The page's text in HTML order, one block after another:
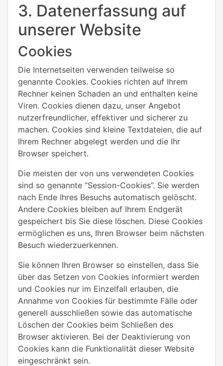
3. Datenerfassung auf
unserer Website
Cookies
Die Internetseiten verwenden teilweise so
genannte Cookies. Cookies richten auf Ihrem
Rechner keinen Schaden an und enthalten keine
Viren. Cookies dienen dazu, unser Angebot
nutzerfreundlicher, effektiver und sicherer zu
machen. Cookies sind kleine Textdateien, die auf
Ihrem Rechner abgelegt werden und die Ihr
Browser speichert.
Die meisten der von uns verwendeten Cookies
sind so genannte “Session-Cookies”. Sie werden
nach Ende Ihres Besuchs automatisch gelöscht.
Andere Cookies bleiben auf Ihrem Endgerät
gespeichert bis Sie diese löschen. Diese Cookies
ermöglichen es uns, Ihren Browser beim nächsten
Besuch wiederzuerkennen.
Sie können Ihren Browser so einstellen, dass Sie
über das Setzen von Cookies informiert werden
und Cookies nur im Einzelfall erlauben, die
Annahme von Cookies für bestimmte Fälle oder
generell ausschließen sowie das automatische
Löschen der Cookies beim Schließen des
Browser aktivieren. Bei der Deaktivierung von
Cookies kann die Funktionalität dieser Website
eingeschränkt sein.